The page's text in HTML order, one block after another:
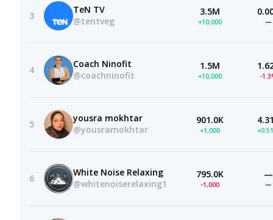
3
TeN TV
@tentveg
3.5M
+10,000 —
4
Coach Ninofit
@coachninofit
1.5M
+10,000 -
5
yousra mokhtar
@yousramokhtar
901.0K
+1,000
6
White Noise Relaxing
@whitenoiserelaxing1
795.0K
-1,000
—
—